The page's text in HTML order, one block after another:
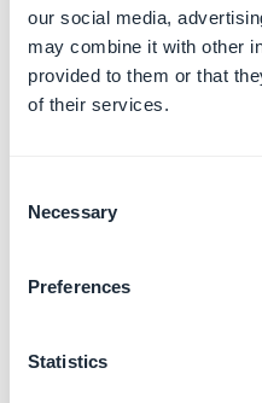
our social media,
may combine it with other
provided to them or that
of their services.
Selection
Necessary
Preferences
Statistics
2. Opzione
associate
CNAME)
L'URL di ogni progetto